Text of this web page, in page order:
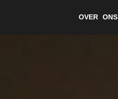
OVER ONS